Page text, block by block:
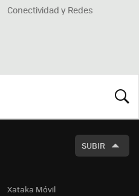
Conectividad y Redes
SUBIR
Xataka Móvil